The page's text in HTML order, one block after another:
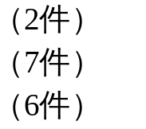
（2件）
（7件）
（6件）